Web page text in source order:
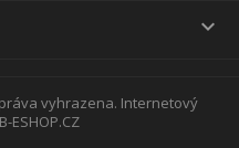

vyhrazena. Internetový
ESHOP.CZ